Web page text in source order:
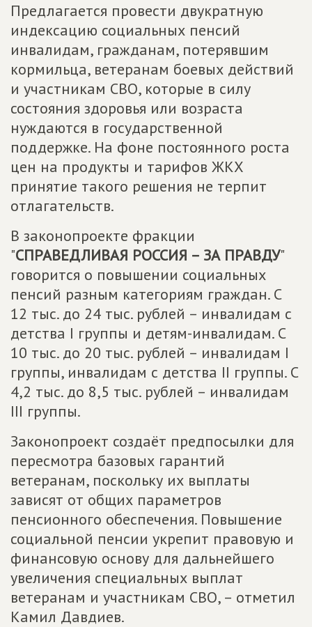
Предлагается провести двукратную
индексацию социальных пенсий
инвалидам, гражданам, потерявшим
кормильца, ветеранам боевых действий
и участникам СВО, которые в силу
состояния здоровья или возраста
нуждаются в государственной
поддержке. На фоне постоянного роста
цен на продукты и тарифов ЖКХ
принятие такого решения не терпит
отлагательств.
В законопроекте фракции
"СПРАВЕДЛИВАЯ РОССИЯ – ЗА ПРАВДУ"
говорится о повышении социальных
пенсий разным категориям граждан. С
12 тыс. до 24 тыс. рублей – инвалидам с
детства I группы и детям-инвалидам. С
10 тыс. до 20 тыс. рублей – инвалидам I
группы, инвалидам с детства II группы. С
4,2 тыс. до 8,5 тыс. рублей – инвалидам
III группы.
Законопроект создаёт предпосылки для
пересмотра базовых гарантий
ветеранам, поскольку их выплаты
зависят от общих параметров
пенсионного обеспечения. Повышение
социальной пенсии укрепит правовую и
финансовую основу для дальнейшего
увеличения специальных выплат
ветеранам и участникам СВО, – отметил
Камил Давдиев.